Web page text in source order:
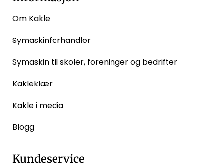
Om Kakle
Symaskinforhandler
Symaskin til skoler, foreninger og bedrifter
Kakleklær
Kakle i media
Blogg
Kundeservice